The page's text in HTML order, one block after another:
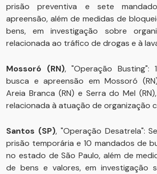
prisão preventiva e sete
apreensão, além de medidas de
bens, em investigação sobre
relacionada ao tráfico de drogas e à
Mossoró (RN), "Operação Busting":
busca e apreensão em Mossoró
Areia Branca (RN) e Serra do Mel
relacionada à atuação de organização
Santos (SP), "Operação Desatrela":
prisão temporária e 10 mandados de
no estado de São Paulo, além de
de bens e valores, em investigação